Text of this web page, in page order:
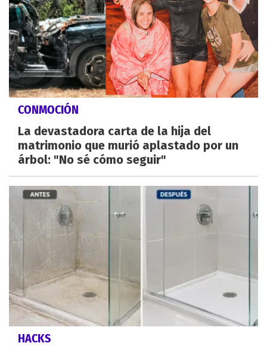
CONMOCIÓN
La devastadora carta de la hija del
matrimonio que murió aplastado por un
árbol: "No sé cómo seguir"
HACKS